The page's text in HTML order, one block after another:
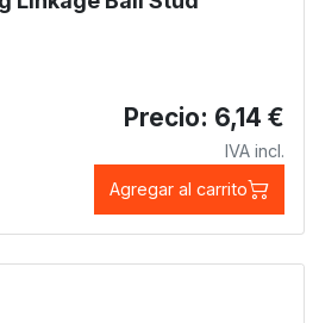
Precio: 6,14 €
IVA incl.
Agregar al carrito